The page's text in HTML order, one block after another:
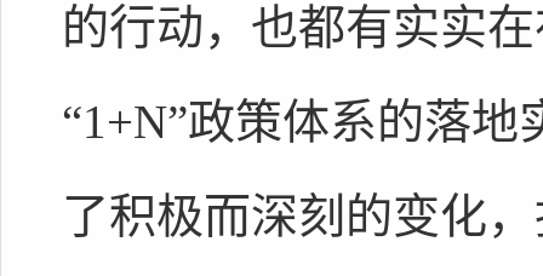
的行动，也都有实实
“1+N”政策体系的落
了积极而深刻的变化